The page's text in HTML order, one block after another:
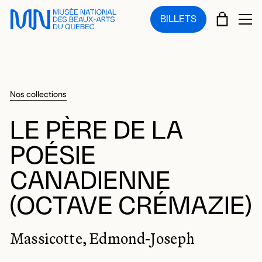
Sauter au menu principal
Sauter au contenu principal
Sauter au pied de page
BILLETS PANIER
Nos collections
LE PÈRE DE LA
POÉSIE
CANADIENNE
(OCTAVE CRÉMAZIE)
Massicotte, Edmond-Joseph